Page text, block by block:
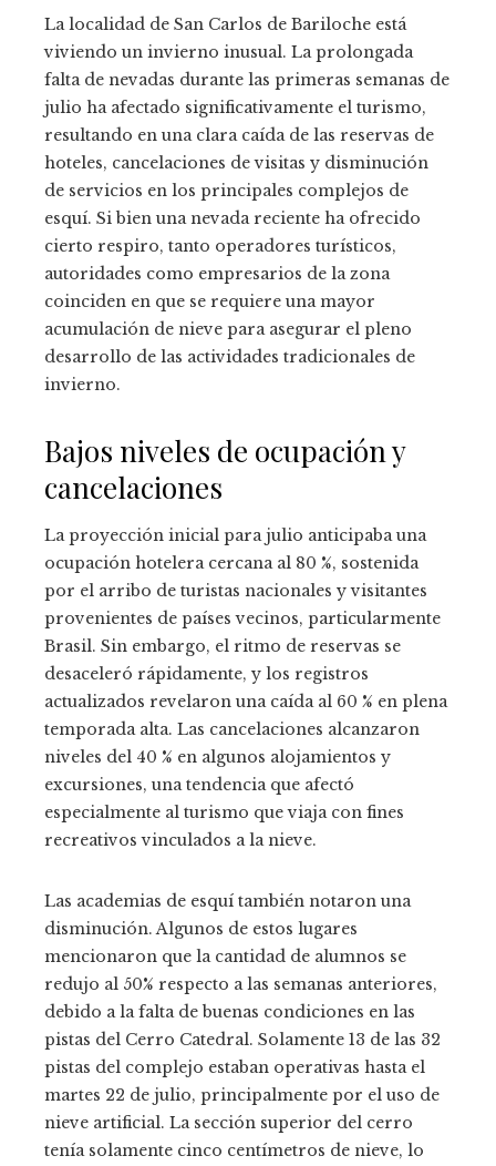
La localidad de San Carlos de Bariloche está
viviendo un invierno inusual. La prolongada
falta de nevadas durante las primeras semanas de
julio ha afectado significativamente el turismo,
resultando en una clara caída de las reservas de
hoteles, cancelaciones de visitas y disminución
de servicios en los principales complejos de
esquí. Si bien una nevada reciente ha ofrecido
cierto respiro, tanto operadores turísticos,
autoridades como empresarios de la zona
coinciden en que se requiere una mayor
acumulación de nieve para asegurar el pleno
desarrollo de las actividades tradicionales de
invierno.
Bajos niveles de ocupación y
cancelaciones
La proyección inicial para julio anticipaba una
ocupación hotelera cercana al 80 %, sostenida
por el arribo de turistas nacionales y visitantes
provenientes de países vecinos, particularmente
Brasil. Sin embargo, el ritmo de reservas se
desaceleró rápidamente, y los registros
actualizados revelaron una caída al 60 % en plena
temporada alta. Las cancelaciones alcanzaron
niveles del 40 % en algunos alojamientos y
excursiones, una tendencia que afectó
especialmente al turismo que viaja con fines
recreativos vinculados a la nieve.
Las academias de esquí también notaron una
disminución. Algunos de estos lugares
mencionaron que la cantidad de alumnos se
redujo al 50% respecto a las semanas anteriores,
debido a la falta de buenas condiciones en las
pistas del Cerro Catedral. Solamente 13 de las 32
pistas del complejo estaban operativas hasta el
martes 22 de julio, principalmente por el uso de
nieve artificial. La sección superior del cerro
tenía solamente cinco centímetros de nieve, lo